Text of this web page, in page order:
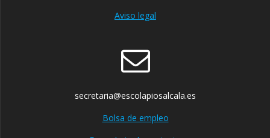
Aviso legal
secretaria@escolapiosalcala.es
Bolsa de empleo